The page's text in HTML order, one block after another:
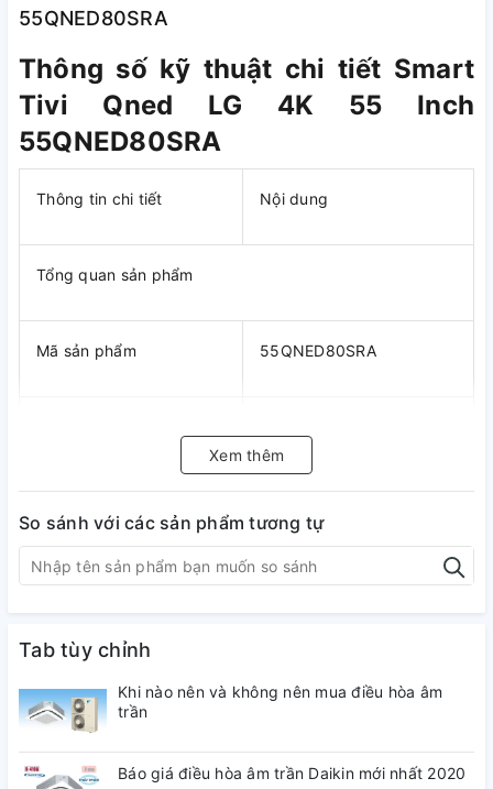
55QNED80SRA
Thông số kỹ thuật chi tiết Smart
Tivi Qned LG 4K 55 Inch
55QNED80SRA
Thông tin chi tiết Nội dung
Tổng quan sản phẩm
Mã sản phẩm 55QNED80SRA
Hệ điều hành WebOS 23
Nơi sản xuất
Năm ra mắt
Xem thêm
So sánh với các sản phẩm tương tự
Tab tùy chỉnh
Khi nào nên và không nên mua điều hòa âm
trần
Báo giá điều hòa âm trần Daikin mới nhất 2020